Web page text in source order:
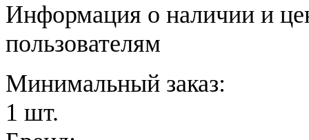
Информация о наличии и
пользователям
Минимальный заказ:
1 шт.